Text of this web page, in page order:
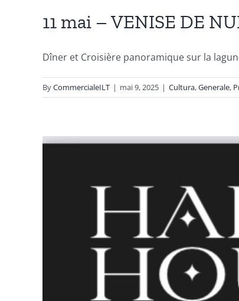
11 mai – VENISE DE
Dîner et Croisière panoramique sur la
ByCommercialeILT | mai 9, 2025 | Cultura,Generale,